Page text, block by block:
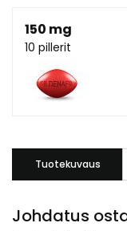
150 mg
10 pillerit
Tuotekuvaus
Johdatus